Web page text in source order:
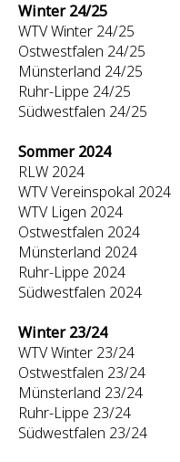
Winter 24/25
WTV Winter 24/25
Ostwestfalen 24/25
Münsterland 24/25
Ruhr-Lippe 24/25
Südwestfalen 24/25
Sommer 2024
RLW 2024
WTV Vereinspokal 2024
WTV Ligen 2024
Ostwestfalen 2024
Münsterland 2024
Ruhr-Lippe 2024
Südwestfalen 2024
Winter 23/24
WTV Winter 23/24
Ostwestfalen 23/24
Münsterland 23/24
Ruhr-Lippe 23/24
Südwestfalen 23/24